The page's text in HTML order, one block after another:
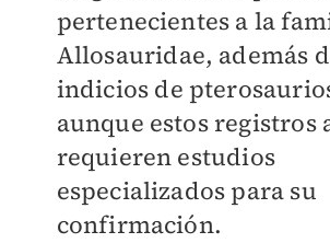
pertenecientes a la
Allosauridae, además
indicios de
aunque estos registros
requieren estudios
especializados para su
confirmación.